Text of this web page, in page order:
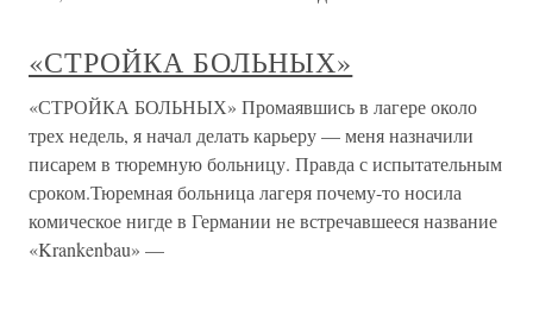
«СТРОЙКА БОЛЬНЫХ»
«СТРОЙКА БОЛЬНЫХ» Промаявшись в лагере около
трех недель, я начал делать карьеру — меня назначили
писарем в тюремную больницу. Правда с испытательным
сроком.Тюремная больница лагеря почему-то носила
комическое нигде в Германии не встречавшееся название
«Krankenbau» —